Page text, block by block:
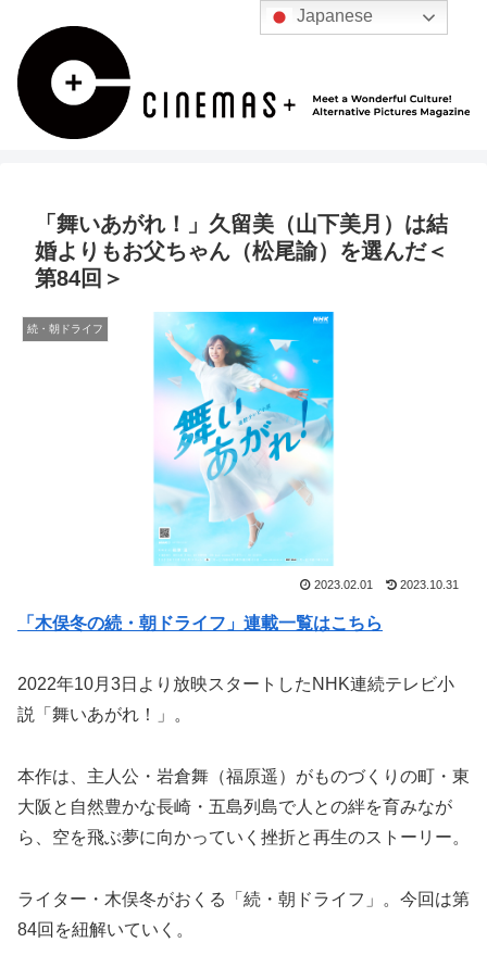
「舞いあがれ！」久留美（山下美月）は結
婚よりもお父ちゃん（松尾諭）を選んだ＜
第84回＞
続・朝ドライフ
2023.02.01 2023.10.31
「木俣冬の続・朝ドライフ」連載一覧はこちら
2022年10月3日より放映スタートしたNHK連続テレビ小
説「舞いあがれ！」。
本作は、主人公・岩倉舞（福原遥）がものづくりの町・東
大阪と自然豊かな長崎・五島列島で人との絆を育みなが
ら、空を飛ぶ夢に向かっていく挫折と再生のストーリー。
ライター・木俣冬がおくる「続・朝ドライフ」。今回は第
84回を紐解いていく。
Japanese